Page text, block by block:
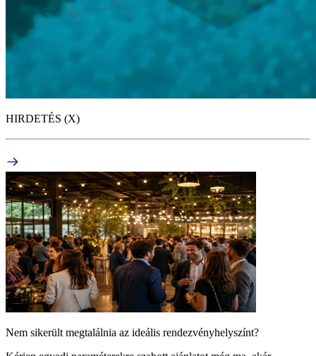
HIRDETÉS (X)
Nem sikerült megtalálnia az ideális rendezvényhelyszínt?